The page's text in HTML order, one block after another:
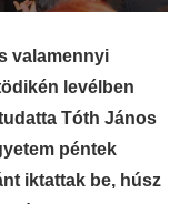
valamennyi
levélben
Tóth János
péntek
iktattak be, húsz